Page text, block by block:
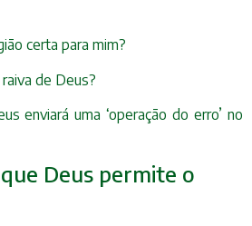
certa para mim?
de Deus?
enviará uma ‘operação do erro’ no
que Deus permite o